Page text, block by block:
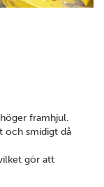
framhjul.
och smidigt då
gör att